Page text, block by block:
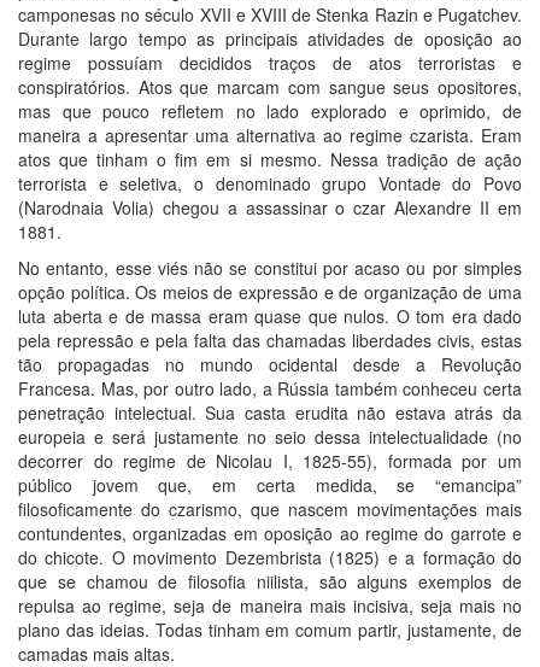
camponesas no século XVII e XVIII de Stenka Razin e Pugatchev.
Durante largo tempo as principais atividades de oposição ao
regime possuíam decididos traços de atos terroristas e
conspiratórios. Atos que marcam com sangue seus opositores,
mas que pouco refletem no lado explorado e oprimido, de
maneira a apresentar uma alternativa ao regime czarista. Eram
atos que tinham o fim em si mesmo. Nessa tradição de ação
terrorista e seletiva, o denominado grupo Vontade do Povo
(Narodnaia Volia) chegou a assassinar o czar Alexandre II em
1881.
No entanto, esse viés não se constitui por acaso ou por simples
opção política. Os meios de expressão e de organização de uma
luta aberta e de massa eram quase que nulos. O tom era dado
pela repressão e pela falta das chamadas liberdades civis, estas
tão propagadas no mundo ocidental desde a Revolução
Francesa. Mas, por outro lado, a Rússia também conheceu certa
penetração intelectual. Sua casta erudita não estava atrás da
europeia e será justamente no seio dessa intelectualidade (no
decorrer do regime de Nicolau I, 1825-55), formada por um
público jovem que, em certa medida, se “emancipa”
filosoficamente do czarismo, que nascem movimentações mais
contundentes, organizadas em oposição ao regime do garrote e
do chicote. O movimento Dezembrista (1825) e a formação do
que se chamou de filosofia niilista, são alguns exemplos de
repulsa ao regime, seja de maneira mais incisiva, seja mais no
plano das ideias. Todas tinham em comum partir, justamente, de
camadas mais altas.